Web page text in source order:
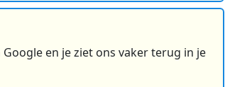
en je ziet ons vaker terug in je